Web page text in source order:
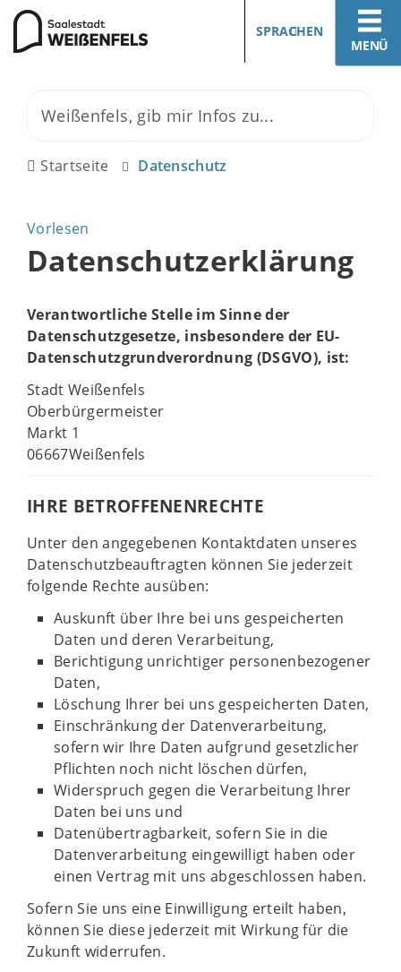
MENÜ
SPRACHEN
Startseite Datenschutz
Vorlesen
Datenschutzerklärung
Verantwortliche Stelle im Sinne der
Datenschutzgesetze, insbesondere der EU-
Datenschutzgrundverordnung (DSGVO), ist:
Stadt Weißenfels
Oberbürgermeister
Markt 1
06667Weißenfels
IHRE BETROFFENENRECHTE
Unter den angegebenen Kontaktdaten unseres
Datenschutzbeauftragten können Sie jederzeit
folgende Rechte ausüben:
Auskunft über Ihre bei uns gespeicherten
Daten und deren Verarbeitung,
Berichtigung unrichtiger personenbezogener
Daten,
Löschung Ihrer bei uns gespeicherten Daten,
Einschränkung der Datenverarbeitung,
sofern wir Ihre Daten aufgrund gesetzlicher
Pflichten noch nicht löschen dürfen,
Widerspruch gegen die Verarbeitung Ihrer
Daten bei uns und
Datenübertragbarkeit, sofern Sie in die
Datenverarbeitung eingewilligt haben oder
einen Vertrag mit uns abgeschlossen haben.
Sofern Sie uns eine Einwilligung erteilt haben,
können Sie diese jederzeit mit Wirkung für die
Zukunft widerrufen.